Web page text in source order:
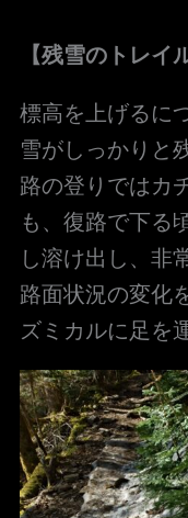
【残雪のトレイ
標高を上げるに
雪がしっかりと
路の登りではカ
も、復路で下る
し溶け出し、非
路面状況の変化
ズミカルに足を